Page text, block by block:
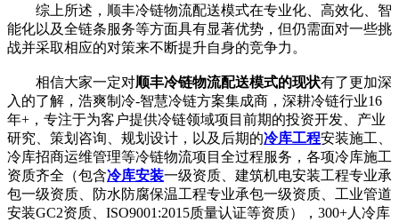
综上所述，顺丰冷链物流配送模式在专业化、高效化、智
能化以及全链条服务等方面具有显著优势，但仍需面对一些挑
战并采取相应的对策来不断提升自身的竞争力。
相信大家一定对顺丰冷链物流配送模式的现状有了更加深
入的了解，浩爽制冷-智慧冷链方案集成商，深耕冷链行业16
年+，专注于为客户提供冷链领域项目前期的投资开发、产业
研究、策划咨询、规划设计，以及后期的冷库工程安装施工、
冷库招商运维管理等冷链物流项目全过程服务，各项冷库施工
资质齐全（包含冷库安装一级资质、建筑机电安装工程专业承
包一级资质、防水防腐保温工程专业承包一级资质、工业管道
安装GC2资质、ISO9001:2015质量认证等资质），300+人冷库